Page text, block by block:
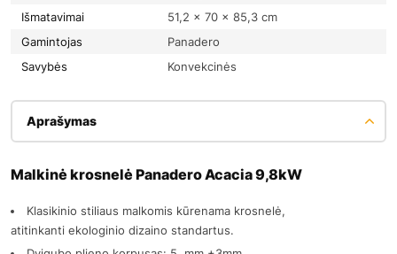
Išmatavimai
51,2 × 70 × 85,3 cm
Gamintojas
Panadero
Savybės
Konvekcinės
Aprašymas
Malkinė krosnelė Panadero Acacia 9,8kW
Klasikinio stiliaus malkomis kūrenama krosnelė,
atitinkanti ekologinio dizaino standartus.